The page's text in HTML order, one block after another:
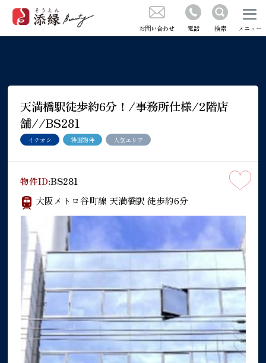
お問い合わせ 電話 検索 メニュー
実績のご紹介
に入り
ある質問
らせ
概要
サイトマップ
不動産の売買をお考えの方
お問い合わせ
天満橋駅徒歩約6分！/事務所仕様/2階店
舗//BS281
イチオシ 特選物件 人気エリア
物件ID:BS281
大阪メトロ谷町線 天満橋駅 徒歩約6分